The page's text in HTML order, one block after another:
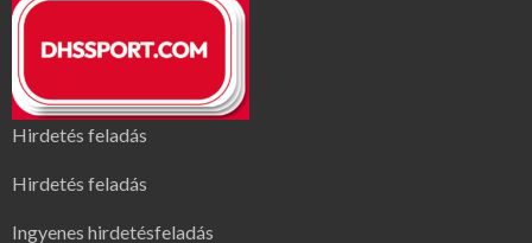
Hirdetés feladás
Hirdetés feladás
Ingyenes hirdetésfeladás